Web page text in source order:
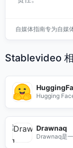
自媒体指南专为自媒
Stablevideo
Hugging
Drawnaq
Drawnaq是